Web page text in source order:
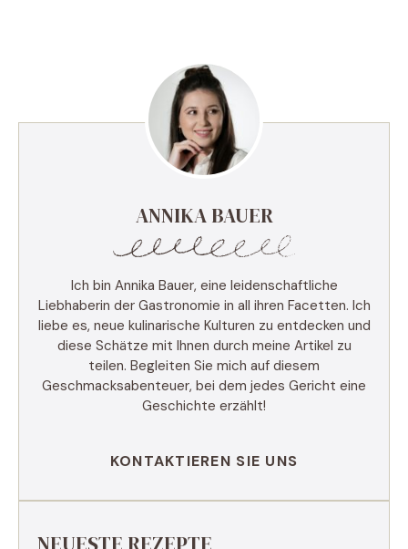
ANNIKA BAUER
Ich bin Annika Bauer, eine leidenschaftliche
Liebhaberin der Gastronomie in all ihren Facetten. Ich
liebe es, neue kulinarische Kulturen zu entdecken und
diese Schätze mit Ihnen durch meine Artikel zu
teilen. Begleiten Sie mich auf diesem
Geschmacksabenteuer, bei dem jedes Gericht eine
Geschichte erzählt!
KONTAKTIEREN SIE UNS